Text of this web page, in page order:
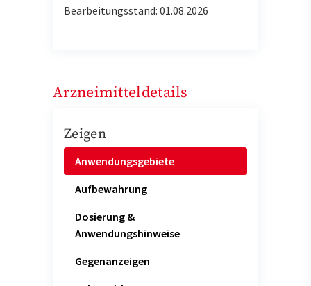
Bearbeitungsstand: 01.08.2026
Arzneimitteldetails
Zeigen
Anwendungsgebiete
Aufbewahrung
Dosierung &
Anwendungshinweise
Gegenanzeigen